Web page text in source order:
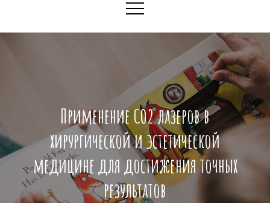
Применение CO2 лазеров в
хирургической и эстетической
медицине для достижения точных
результатов